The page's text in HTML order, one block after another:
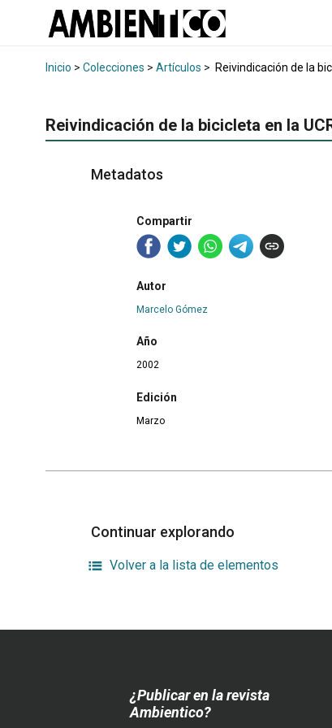
Inicio > Colecciones > Artículos > Reivindicación de la
Reivindicación de la bicicleta en la
Metadatos
Compartir
Autor
Marcelo Gómez
Año
2002
Edición
Marzo
Continuar explorando
Volver a la lista de elementos
¿Publicar en la revista
Ambientico?